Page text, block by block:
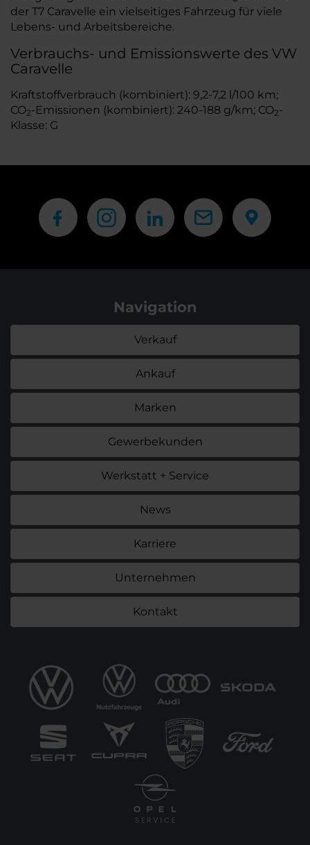
der T7 Caravelle ein vielseitiges Fahrzeug für viele
Lebens- und Arbeitsbereiche.
Verbrauchs- und Emissionswerte des VW
Caravelle
Kraftstoffverbrauch (kombiniert): 9,2-7,2 l/100 km;
CO2-Emissionen (kombiniert): 240-188 g/km; CO2-
Klasse: G
Navigation
Verkauf
Ankauf
Marken
Gewerbekunden
Werkstatt + Service
News
Karriere
Unternehmen
Kontakt